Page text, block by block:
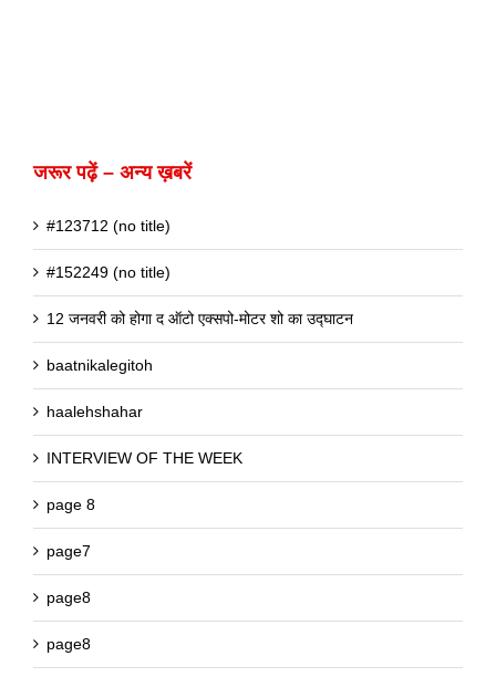
जरूर पढ़ें – अन्य ख़बरें
#123712 (no title)
#152249 (no title)
12 जनवरी को होगा द ऑटो एक्सपो-मोटर शो का उद्घाटन
baatnikalegitoh
haalehshahar
INTERVIEW OF THE WEEK
page 8
page7
page8
page8